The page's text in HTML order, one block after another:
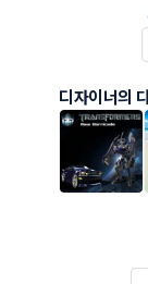
디자이너의